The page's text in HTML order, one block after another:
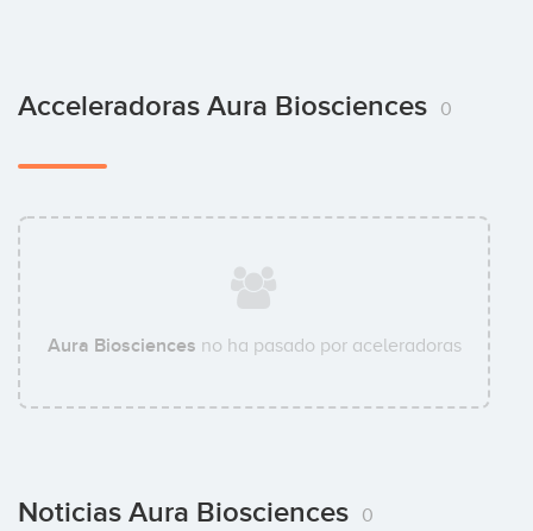
Acceleradoras Aura Biosciences 0
Aura Biosciences no ha pasado por aceleradoras
Noticias Aura Biosciences 0